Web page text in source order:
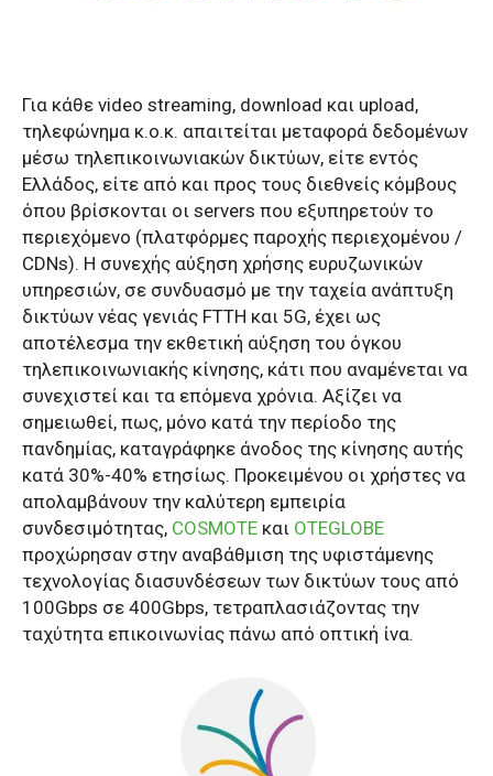
Για κάθε video streaming, download και upload,
τηλεφώνημα κ.ο.κ. απαιτείται μεταφορά δεδομένων
μέσω τηλεπικοινωνιακών δικτύων, είτε εντός
Ελλάδος, είτε από και προς τους διεθνείς κόμβους
όπου βρίσκονται οι servers που εξυπηρετούν το
περιεχόμενο (πλατφόρμες παροχής περιεχομένου /
CDNs). Η συνεχής αύξηση χρήσης ευρυζωνικών
υπηρεσιών, σε συνδυασμό με την ταχεία ανάπτυξη
δικτύων νέας γενιάς FTTH και 5G, έχει ως
αποτέλεσμα την εκθετική αύξηση του όγκου
τηλεπικοινωνιακής κίνησης, κάτι που αναμένεται να
συνεχιστεί και τα επόμενα χρόνια. Αξίζει να
σημειωθεί, πως, μόνο κατά την περίοδο της
πανδημίας, καταγράφηκε άνοδος της κίνησης αυτής
κατά 30%-40% ετησίως. Προκειμένου οι χρήστες να
απολαμβάνουν την καλύτερη εμπειρία
συνδεσιμότητας, COSMOTE και OTEGLOBE
προχώρησαν στην αναβάθμιση της υφιστάμενης
τεχνολογίας διασυνδέσεων των δικτύων τους από
100Gbps σε 400Gbps, τετραπλασιάζοντας την
ταχύτητα επικοινωνίας πάνω από οπτική ίνα.